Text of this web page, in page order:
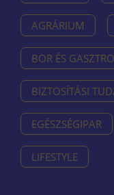
AGRÁRIUM
BOR ÉS
BIZTOSÍTÁSI
EGÉSZSÉGIPAR
LIFESTYLE